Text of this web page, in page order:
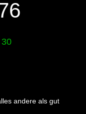
30
andere als gut